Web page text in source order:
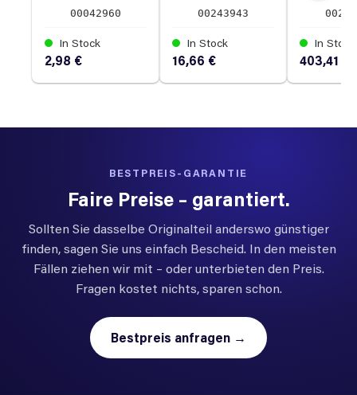
00042960
In Stock
2,98 €
00243943
In Stock
16,66 €
In Stock
403,41 €
BESTPREIS-GARANTIE
Faire Preise – garantiert.
Sollten Sie dasselbe Originalteil anderswo günstiger
finden, sagen Sie uns einfach Bescheid. In den meisten
Fällen ziehen wir mit – oder unterbieten den Preis.
Fragen kostet nichts, sparen schon.
Bestpreis anfragen →